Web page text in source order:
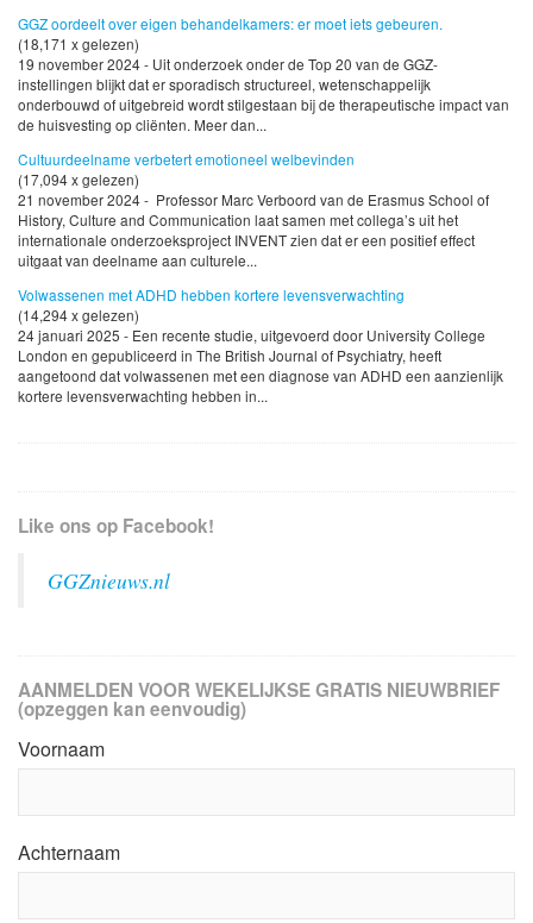
GGZ oordeelt over eigen behandelkamers: er moet iets gebeuren.
(18,171 x gelezen)
19 november 2024 - Uit onderzoek onder de Top 20 van de GGZ-
instellingen blijkt dat er sporadisch structureel, wetenschappelijk
onderbouwd of uitgebreid wordt stilgestaan bij de therapeutische impact van
de huisvesting op cliënten. Meer dan...
Cultuurdeelname verbetert emotioneel welbevinden
(17,094 x gelezen)
21 november 2024 - Professor Marc Verboord van de Erasmus School of
History, Culture and Communication laat samen met collega’s uit het
internationale onderzoeksproject INVENT zien dat er een positief effect
uitgaat van deelname aan culturele...
Volwassenen met ADHD hebben kortere levensverwachting
(14,294 x gelezen)
24 januari 2025 - Een recente studie, uitgevoerd door University College
London en gepubliceerd in The British Journal of Psychiatry, heeft
aangetoond dat volwassenen met een diagnose van ADHD een aanzienlijk
kortere levensverwachting hebben in...
Like ons op Facebook!
GGZnieuws.nl
AANMELDEN VOOR WEKELIJKSE GRATIS NIEUWBRIEF
(opzeggen kan eenvoudig)
Voornaam
Achternaam